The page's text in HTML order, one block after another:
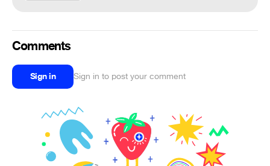
Comments
Sign in Sign in to post your comment